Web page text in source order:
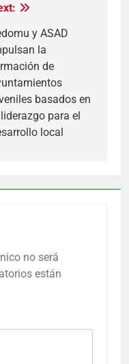
y ASAD
la
de
basados en
para el
local
no será
están